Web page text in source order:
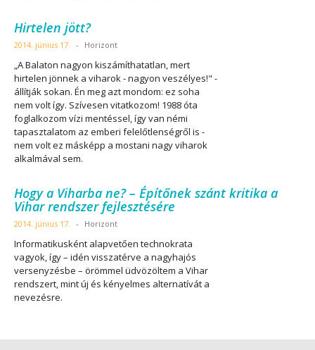
Hirtelen jött?
2014. június 17. - Horizont
„A Balaton nagyon kiszámíthatatlan, mert
hirtelen jönnek a viharok - nagyon veszélyes!" -
állítják sokan. Én meg azt mondom: ez soha
nem volt így. Szívesen vitatkozom! 1988 óta
foglalkozom vízi mentéssel, így van némi
tapasztalatom az emberi felelőtlenségről is -
nem volt ez másképp a mostani nagy viharok
alkalmával sem.
Hogy a Viharba ne? – Építőnek szánt kritika a
Vihar rendszer fejlesztésére
2014. június 17. - Horizont
Informatikusként alapvetően technokrata
vagyok, így – idén visszatérve a nagyhajós
versenyzésbe – örömmel üdvözöltem a Vihar
rendszert, mint új és kényelmes alternatívát a
nevezésre.